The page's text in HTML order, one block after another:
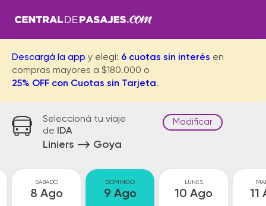
Descargá la app y elegí: 6 cuotas sin interés en
compras mayores a $180.000 o
25% OFF con Cuotas sin Tarjeta.
Seleccioná tu viaje
de
IDA
Liniers Goya
Modificar
SABADO
8 Ago
DOMINGO
9 Ago
LUNES
10 Ago 11